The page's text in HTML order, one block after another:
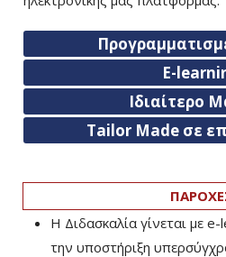
E-
Ιδιαίτερο
Tailor Made σε
Η Διδασκαλία γίνεται με
την υποστήριξη